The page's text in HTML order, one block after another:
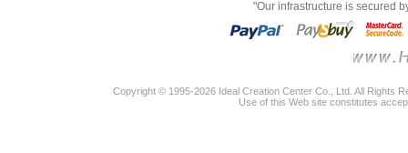
"Our infrastructure is secured
Copyright © 1995-2026 Ideal Creation Center Co., Ltd. All Rights
Use of this Web site constitutes